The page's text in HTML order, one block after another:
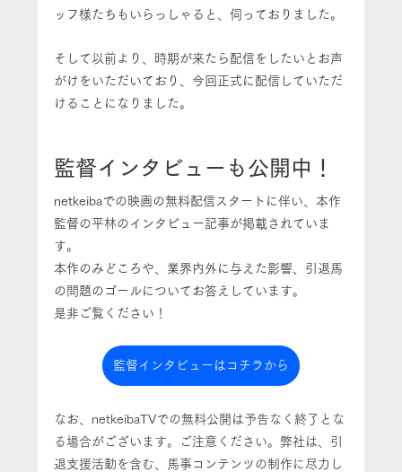
ッフ様たちもいらっしゃると、伺っておりました。
そして以前より、時期が来たら配信をしたいとお声
がけをいただいており、今回正式に配信していただ
けることになりました。
監督インタビューも公開中！
netkeibaでの映画の無料配信スタートに伴い、本作
監督の平林のインタビュー記事が掲載されていま
す。
本作のみどころや、業界内外に与えた影響、引退馬
の問題のゴールについてお答えしています。
是非ご覧ください！
監督インタビューはコチラから
なお、netkeibaTVでの無料公開は予告なく終了とな
る場合がございます。ご注意ください。弊社は、引
退支援活動を含む、馬事コンテンツの制作に尽力し